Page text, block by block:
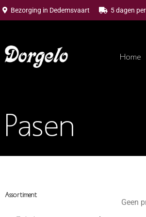
Bezorging in Dedemsvaart 5 dagen
Home
Pasen
Assortiment
Geen